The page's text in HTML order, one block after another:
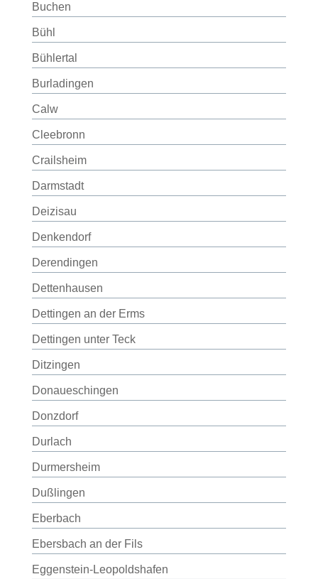
Buchen
Bühl
Bühlertal
Burladingen
Calw
Cleebronn
Crailsheim
Darmstadt
Deizisau
Denkendorf
Derendingen
Dettenhausen
Dettingen an der Erms
Dettingen unter Teck
Ditzingen
Donaueschingen
Donzdorf
Durlach
Durmersheim
Dußlingen
Eberbach
Ebersbach an der Fils
Eggenstein-Leopoldshafen